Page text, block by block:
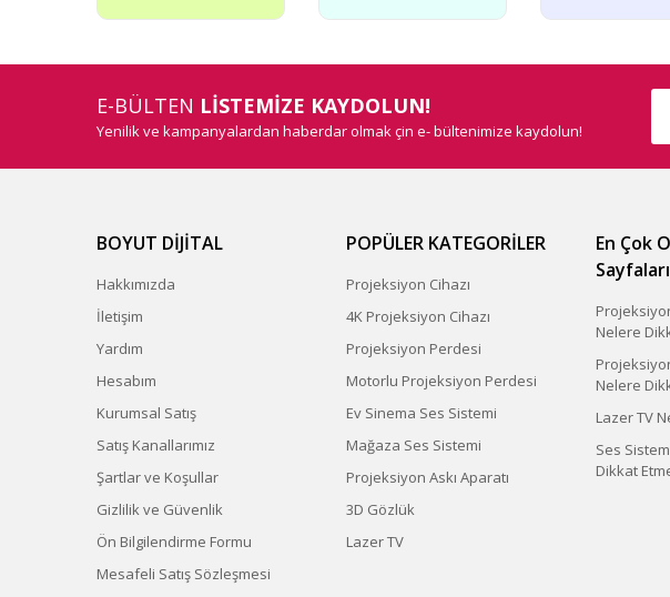
E-BÜLTEN LİSTEMİZE KAYDOLUN!
Yenilik ve kampanyalardan haberdar olmak çin e- bültenimize kaydolun!
BOYUT DİJİTAL
Hakkımızda
İletişim
Yardım
Hesabım
Kurumsal Satış
Satış Kanallarımız
Şartlar ve Koşullar
Gizlilik ve Güvenlik
Ön Bilgilendirme Formu
Mesafeli Satış Sözleşmesi
POPÜLER KATEGORİLER
Projeksiyon Cihazı
4K Projeksiyon Cihazı
Projeksiyon Perdesi
Motorlu Projeksiyon Perdesi
Ev Sinema Ses Sistemi
Mağaza Ses Sistemi
Projeksiyon Askı Aparatı
3D Gözlük
Lazer TV
En Çok
Nelere
Nelere
Lazer TV
Ses
Dikkat